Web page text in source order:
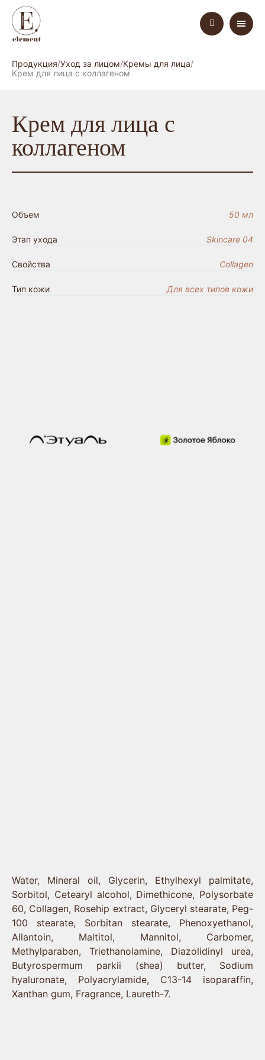
Продукция Уход за лицом Кремы для лица
Крем для лица с коллагеном
Крем для лица с
коллагеном
Объем 50 мл
Этап ухода Skincare 04
Свойства Collagen
Тип кожи Для всех типов кожи
маркетплейсах
Состав
Water, Mineral oil, Glycerin, Ethylhexyl palmitate,
Sorbitol, Cetearyl alcohol, Dimethicone, Polysorbate
60, Collagen, Rosehip extract, Glyceryl stearate, Peg-
100 stearate, Sorbitan stearate, Phenoxyethanol,
Allantoin, Maltitol, Mannitol, Carbomer,
Methylparaben, Triethanolamine, Diazolidinyl urea,
Butyrospermum parkii (shea) butter, Sodium
hyaluronate, Polyacrylamide, C13-14 isoparaffin,
Xanthan gum, Fragrance, Laureth-7.